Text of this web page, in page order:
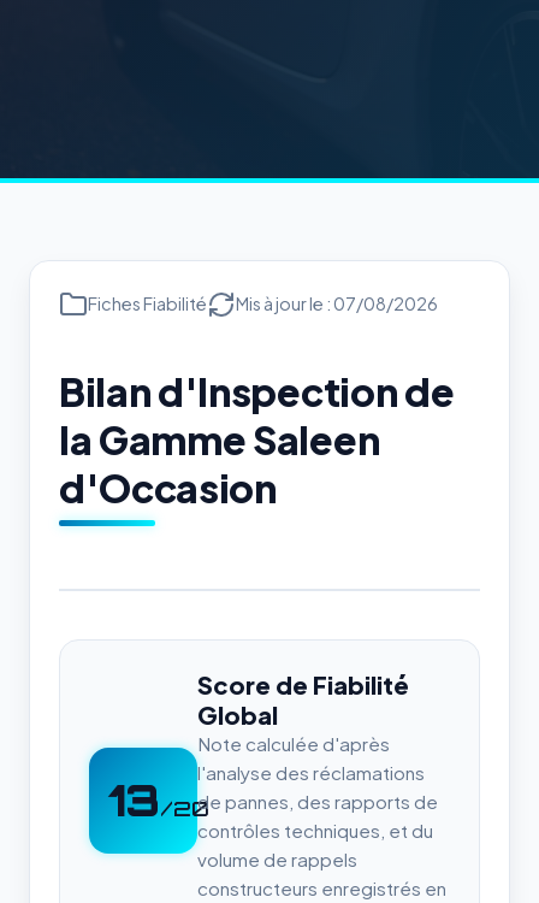
Fiches Fiabilité Mis à jour le : 07/08/2026
Bilan d'Inspection de
la Gamme Saleen
d'Occasion
13/20
Score de Fiabilité
Global
Note calculée d'après
l'analyse des réclamations
de pannes, des rapports de
contrôles techniques, et du
volume de rappels
constructeurs enregistrés en